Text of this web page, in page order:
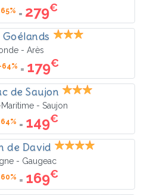
= 279€
Goélands
- Arès
64% = 179€
de Saujon
- Saujon
= 149€
de David
- Gaugeac
= 169€